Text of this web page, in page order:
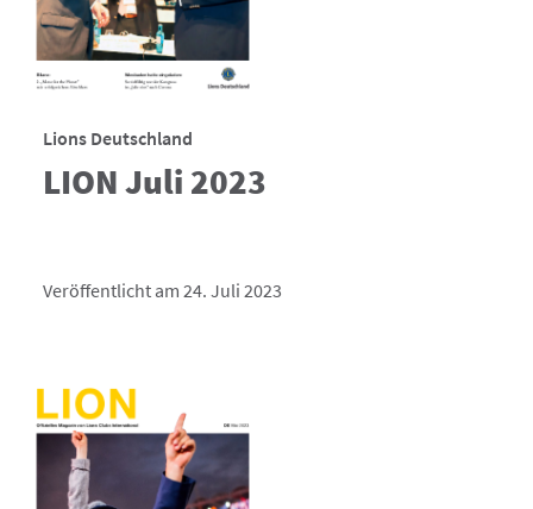
Lions Deutschland
LION Juli 2023
Veröffentlicht am 24. Juli 2023